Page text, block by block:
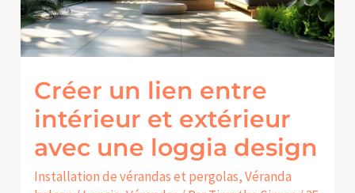
Créer un lien entre
intérieur et extérieur
avec une loggia design
Installation de vérandas et pergolas,Véranda
intérieur
et
extérieur
avec
loggia
design